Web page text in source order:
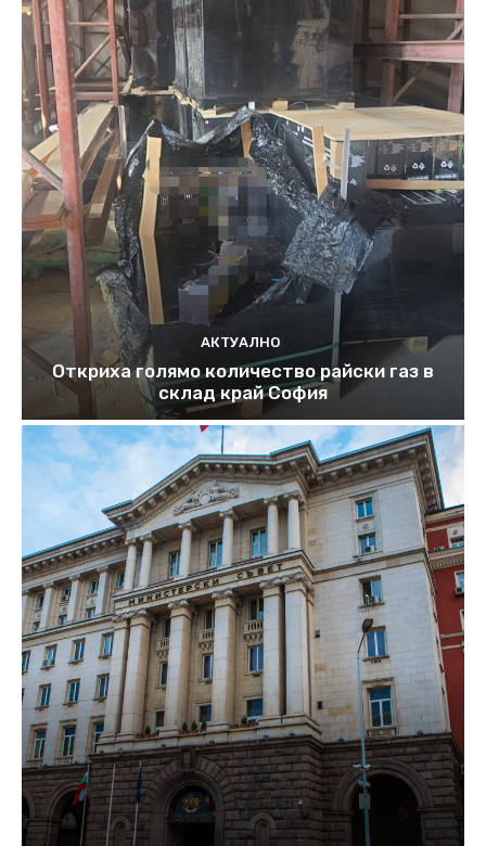
АКТУАЛНО
Откриха голямо количество райски газ в
склад край София